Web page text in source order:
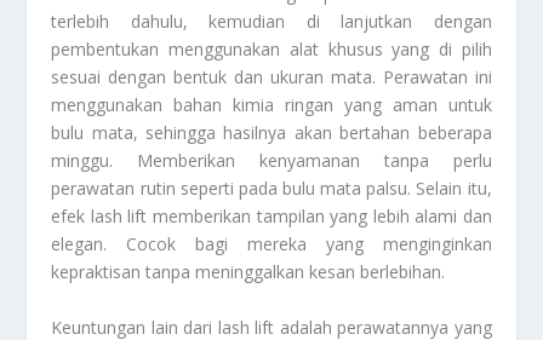
terlebih dahulu, kemudian di lanjutkan dengan
pembentukan menggunakan alat khusus yang di pilih
sesuai dengan bentuk dan ukuran mata. Perawatan ini
menggunakan bahan kimia ringan yang aman untuk
bulu mata, sehingga hasilnya akan bertahan beberapa
minggu. Memberikan kenyamanan tanpa perlu
perawatan rutin seperti pada bulu mata palsu. Selain itu,
efek lash lift memberikan tampilan yang lebih alami dan
elegan. Cocok bagi mereka yang menginginkan
kepraktisan tanpa meninggalkan kesan berlebihan.
Keuntungan lain dari lash lift adalah perawatannya yang